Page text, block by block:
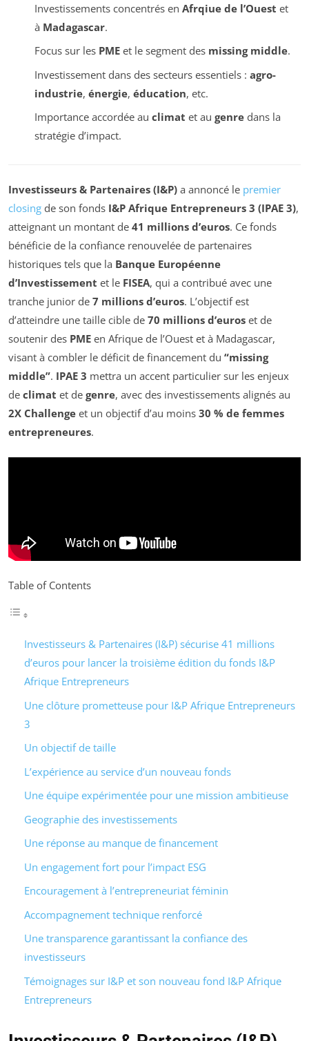
Investissements concentrés en Afrqiue de l’Ouest et
à Madagascar.
Focus sur les PMEet le segment des missing middle.
Investissement dans des secteurs essentiels : agro-
industrie, énergie, éducation, etc.
Importance accordée au climat et au genredans la
stratégie d’impact.
Investisseurs & Partenaires (I&P) a annoncé le premier
closing de son fonds I&P Afrique Entrepreneurs 3 (IPAE 3),
atteignant un montant de 41 millions d’euros. Ce fonds
bénéficie de la confiance renouvelée de partenaires
historiques tels que la Banque Européenne
d’Investissement et le FISEA, qui a contribué avec une
tranche junior de 7 millions d’euros. L’objectif est
d’atteindre une taille cible de 70 millions d’euros et de
soutenir des PME en Afrique de l’Ouest et à Madagascar,
visant à combler le déficit de financement du “missing
middle”. IPAE 3 mettra un accent particulier sur les enjeux
de climat et de genre, avec des investissements alignés au
2X Challenge et un objectif d’au moins 30 % de femmes
entrepreneures.
Table of Contents
Investisseurs & Partenaires (I&P) sécurise 41 millions
d’euros pour lancer la troisième édition du fonds I&P
Afrique Entrepreneurs
Une clôture prometteuse pour I&P Afrique Entrepreneurs
3
Un objectif de taille
L’expérience au service d’un nouveau fonds
Une équipe expérimentée pour une mission ambitieuse
Geographie des investissements
Une réponse au manque de financement
Un engagement fort pour l’impact ESG
Encouragement à l’entrepreneuriat féminin
Accompagnement technique renforcé
Une transparence garantissant la confiance des
investisseurs
Témoignages sur I&P et son nouveau fond I&P Afrique
Entrepreneurs